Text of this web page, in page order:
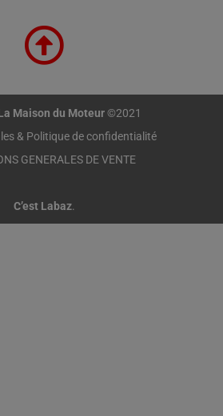
Maison du Moteur©2021
& Politique de confidentialité
GENERALES DE VENTE
C’est Labaz.